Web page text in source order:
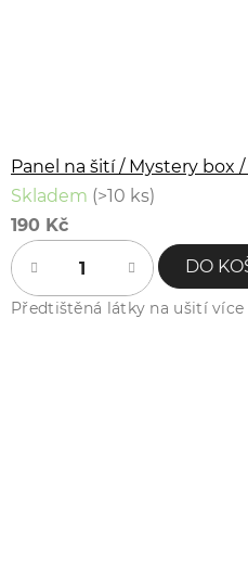
Panel na šití / Mystery box
Skladem (>10 ks)
190 Kč
DO
Předtištěná látky na ušití